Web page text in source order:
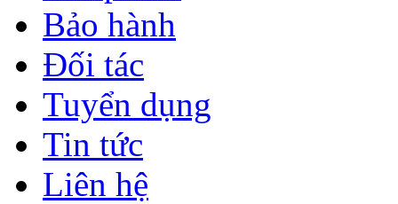
Bảo hành
Đối tác
Tuyển dụng
Tin tức
Liên hệ